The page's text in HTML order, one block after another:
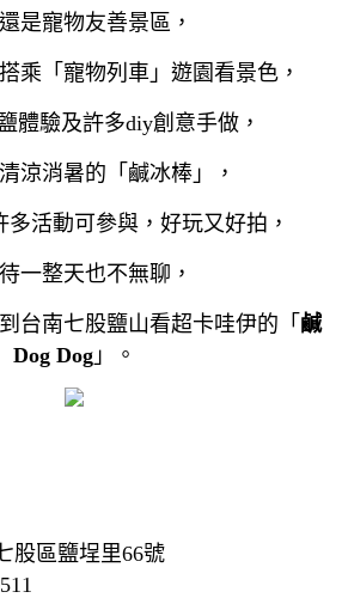
是寵物友善景區，
乘「寵物列車」遊園看景色，
體驗及許多diy創意手做，
涼消暑的「鹹冰棒」，
活動可參與，好玩又好拍，
一整天也不無聊，
台南七股鹽山看超卡哇伊的「 鹹
Dog Dog」。
股區鹽埕里66號